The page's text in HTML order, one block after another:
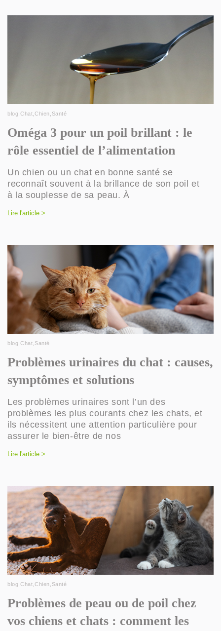
blog ,Chat ,Chien Santé
Oméga 3 pour un poil brillant : le
rôle essentiel de l’alimentation
Un chien ou un chat en bonne santé se
reconnaît souvent à la brillance de son poil et
à la souplesse de sa peau. À
Lire l'article >
blog ,Chat Santé
Problèmes urinaires du chat : causes,
symptômes et solutions
Les problèmes urinaires sont l’un des
problèmes les plus courants chez les chats, et
ils nécessitent une attention particulière pour
assurer le bien-être de nos
Lire l'article >
blog ,Chat ,Chien Santé
Problèmes de peau ou de poil chez
vos chiens et chats : comment les